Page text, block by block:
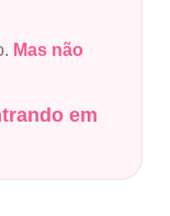
Mas não
em